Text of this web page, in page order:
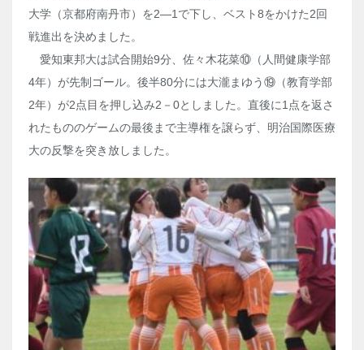
大学（京都府南丹市）を2―1で下し、ベスト8をかけた2回
戦進出を決めました。
愛知東邦大は試合開始9分、佐々木花菜⑩（人間健康学部
4年）が先制ゴール。後半80分には大瀧まゆう⑲（教育学部
2年）が2点目を押し込み2－0としました。直後に1点を返さ
れたもののゲームの最後まで主導権を譲らず、明治国際医療
大の反撃を突き放しました。